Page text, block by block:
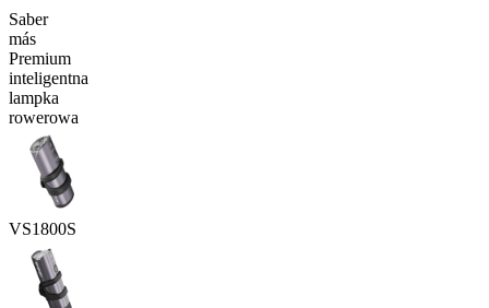
Saber
más
Premium
inteligentna
lampka
rowerowa
VS1800S